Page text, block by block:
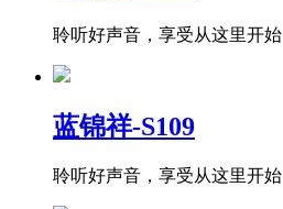
聆听好声音，享受从这里开始
蓝锦祥-S109
聆听好声音，享受从这里开始